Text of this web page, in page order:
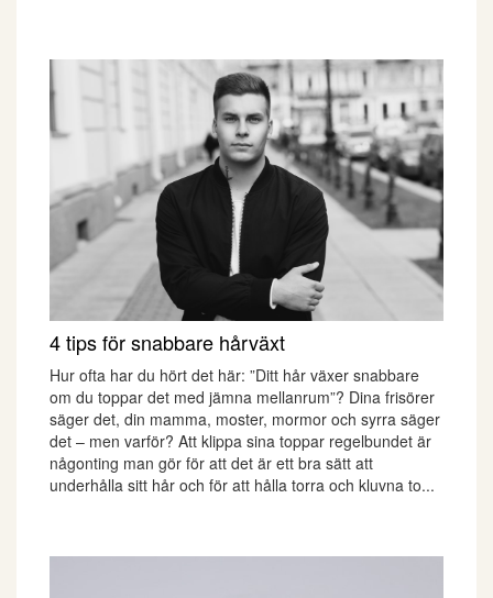
4 tips för snabbare hårväxt
Hur ofta har du hört det här: ”Ditt hår växer snabbare
om du toppar det med jämna mellanrum”? Dina frisörer
säger det, din mamma, moster, mormor och syrra säger
det – men varför? Att klippa sina toppar regelbundet är
någonting man gör för att det är ett bra sätt att
underhålla sitt hår och för att hålla torra och kluvna to...